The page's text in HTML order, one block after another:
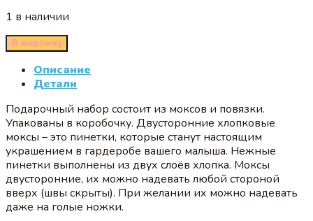
1 в наличии
В корзину
Описание
Детали
Подарочный набор состоит из моксов и повязки.
Упакованы в коробочку. Двусторонние хлопковые
моксы – это пинетки, которые станут настоящим
украшением в гардеробе вашего малыша. Нежные
пинетки выполнены из двух слоёв хлопка. Моксы
двусторонние, их можно надевать любой стороной
вверх (швы скрыты). При желании их можно надевать
даже на голые ножки.